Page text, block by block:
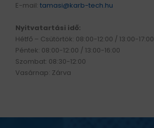
E-mail: tamasi@karb-tech.hu
Nyitvatartási idő:
Hétfő – Csütörtök: 08:00-12:00 / 13:00-17:00
Péntek: 08:00-12:00 / 13:00-16:00
Szombat: 08:30-12:00
Vasárnap: Zárva